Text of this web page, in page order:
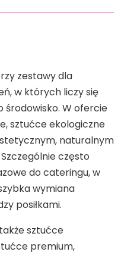
zestawy dla
w których liczy się
środowisko. W ofercie
sztućce ekologiczne
naturalnym
często
do cateringu, w
wymiana
posiłkami.
sztućce
premium,